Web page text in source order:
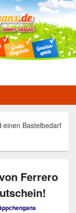
einen Bastelbedarf
Ferrero